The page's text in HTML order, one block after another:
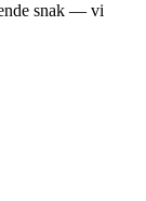
snak — vi